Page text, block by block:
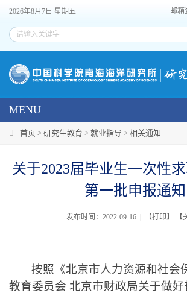
2026年8月7日 星期五 邮箱
MENU
首页 > 研究生教育 > 就业指导 > 相关通知
关于2023届毕业生一次性
第一批申报通知
发布时间：2022-09-16 | 【打印】 【
按照《北京市人力资源和社会
教育委员会 北京市财政局关于做